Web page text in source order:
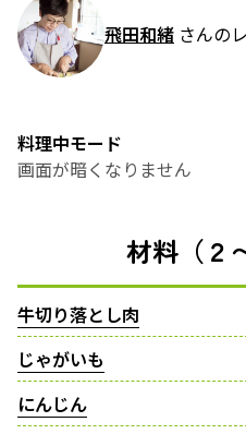
飛田和緒 さんの
料理中モード
画面が暗くなりません
材料（２
牛切り落とし肉
じゃがいも
にんじん